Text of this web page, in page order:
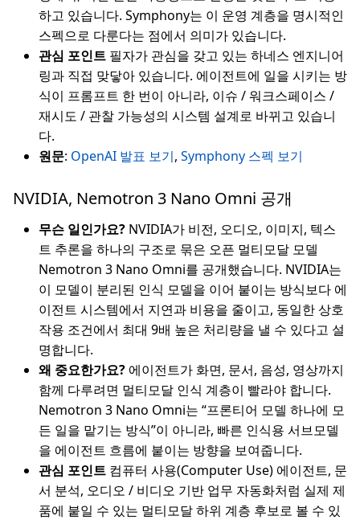
하고 있습니다. Symphony는 이 운영 계층을 명시적인
스펙으로 다룬다는 점에서 의미가 있습니다.
관심 포인트 필자가 관심을 갖고 있는 하네스 엔지니어
링과 직접 맞닿아 있습니다. 에이전트에 일을 시키는 방
식이 프롬프트 한 번이 아니라, 이슈 / 워크스페이스 /
재시도 / 관찰 가능성의 시스템 설계로 바뀌고 있습니
다.
원문: OpenAI 발표 보기, Symphony 스펙 보기
NVIDIA, Nemotron 3 Nano Omni 공개
무슨 일인가요? NVIDIA가 비전, 오디오, 이미지, 텍스
트 추론을 하나의 구조로 묶은 오픈 멀티모달 모델
Nemotron 3 Nano Omni를 공개했습니다. NVIDIA는
이 모델이 분리된 인식 모델을 이어 붙이는 방식보다 에
이전트 시스템에서 지연과 비용을 줄이고, 동일한 상호
작용 조건에서 최대 9배 높은 처리량을 낼 수 있다고 설
명합니다.
왜 중요한가요? 에이전트가 화면, 문서, 음성, 영상까지
함께 다루려면 멀티모달 인식 계층이 빨라야 합니다.
Nemotron 3 Nano Omni는 “프론티어 모델 하나에 모
든 일을 맡기는 방식”이 아니라, 빠른 인식용 서브모델
을 에이전트 흐름에 붙이는 방향을 보여줍니다.
관심 포인트 컴퓨터 사용(Computer Use) 에이전트, 문
서 분석, 오디오 / 비디오 기반 업무 자동화처럼 실제 제
품에 붙일 수 있는 멀티모달 하위 계층 후보로 볼 수 있